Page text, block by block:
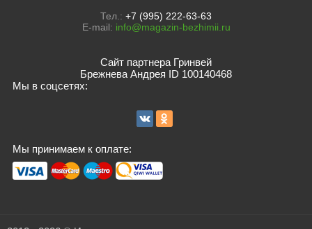
Тел.: +7 (995) 222-63-63
E-mail: info@magazin-bezhimii.ru
Сайт партнера Гринвей
Брежнева Андрея ID 100140468
Мы в соцсетях:
Мы принимаем к оплате: